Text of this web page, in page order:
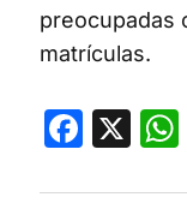
preocupadas
matrículas.
X